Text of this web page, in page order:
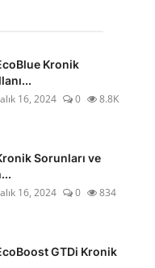
Kronik
16, 2024 0 8.8K
Sorunları ve
16, 2024 0 834
GTDi Kronik